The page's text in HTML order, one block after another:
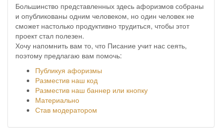
Большинство представленных здесь афоризмов собраны
и опубликованы одним человеком, но один человек не
сможет настолько продуктивно трудиться, чтобы этот
проект стал полезен.
Хочу напомнить вам то, что Писание учит нас сеять,
поэтому предлагаю вам помочь:
Публикуя афоризмы
Разместив наш код
Разместив наш баннер или кнопку
Материально
Став модератором